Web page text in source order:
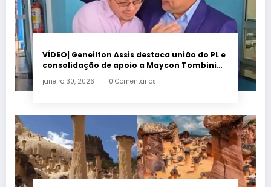
VÍDEO| Geneilton Assis destaca união do PL e
consolidação de apoio a Maycon Tombini
janeiro 30, 2026 0 Comentários